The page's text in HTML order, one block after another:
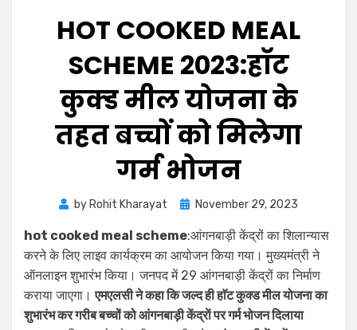
HOT COOKED MEAL
SCHEME 2023:हाॅट
कुक्ड मील योजना के
तहत बच्चों को मिलेगा
गर्म भोजन
by Rohit Kharayat November 29, 2023
hot cooked meal scheme:आंगनबाड़ी केंद्रों का शिलान्यास
करने के लिए लाइव कार्यक्रम का आयोजन किया गया। मुख्यमंत्री ने
ऑनलाइन शुभारंभ किया। जनपद में 29 आंगनबाड़ी केंद्रों का निर्माण
कराया जाएगा।एमएलसी ने कहा कि जल्द ही हाॅट कुक्ड मील योजना का
शुभारंभ कर गरीब बच्चों को आंगनबाड़ी केंद्राें पर गर्म भोजन दिलाया